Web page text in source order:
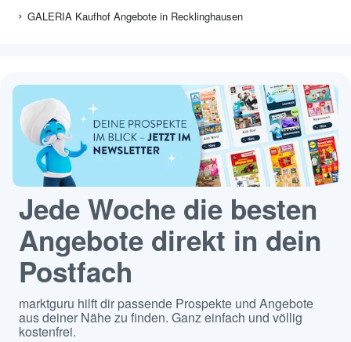
GALERIA Kaufhof Angebote in Recklinghausen
Jede Woche die besten
Angebote direkt in dein
Postfach
marktguru hilft dir passende Prospekte und Angebote
aus deiner Nähe zu finden. Ganz einfach und völlig
kostenfrei.